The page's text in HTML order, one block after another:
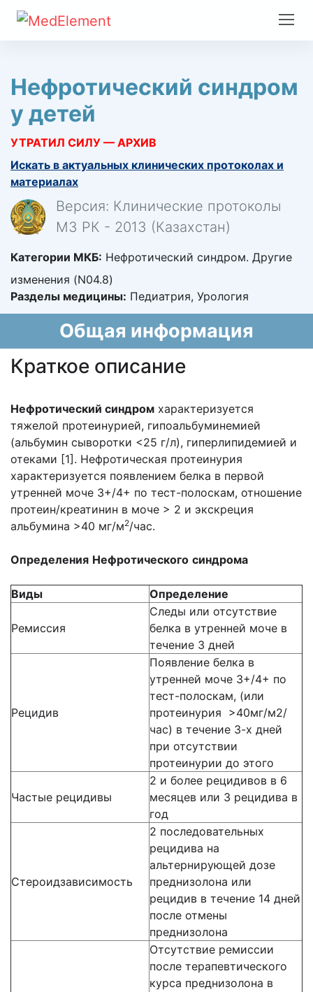
Нефротический синдром
у детей
УТРАТИЛ СИЛУ — АРХИВ
Искать в актуальных клинических протоколах и
материалах
Версия: Клинические протоколы
МЗ РК - 2013 (Казахстан)
Категории МКБ: Нефротический синдром. Другие
изменения (N04.8)
Разделы медицины: Педиатрия, Урология
Общая информация
Краткое описание
Нефротический синдром характеризуется
тяжелой протеинурией, гипоальбуминемией
(альбумин сыворотки <25 г/л), гиперлипидемией и
отеками [1]. Нефротическая протеинурия
характеризуется появлением белка в первой
утренней моче 3+/4+ по тест-полоскам, отношение
протеин/креатинин в моче > 2 и экскреция
альбумина >40 мг/м2/час.
Определения Нефротического синдрома
Виды Определение
Ремиссия
Следы или отсутствие
белка в утренней моче в
течение 3 дней
Рецидив
Появление белка в
утренней моче 3+/4+ по
тест-полоскам, (или
протеинурия >40мг/м2/
час) в течение 3-х дней
при отсутствии
протеинурии до этого
Частые рецидивы
2 и более рецидивов в 6
месяцев или 3 рецидива в
год
Стероидзависимость
2 последовательных
рецидива на
альтернирующей дозе
преднизолона или
рецидив в течение 14 дней
после отмены
преднизолона
Отсутствие ремиссии
после терапевтического
курса преднизолона в